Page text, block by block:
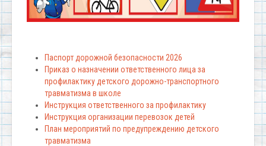
Паспорт дорожной безопасности 2026
Приказ о назначении ответственного лица за
профилактику детского дорожно-транспортного
травматизма в школе
Инструкция ответственного за профилактику
Инструкция организации перевозок детей
План мероприятий по предупреждению детского
травматизма